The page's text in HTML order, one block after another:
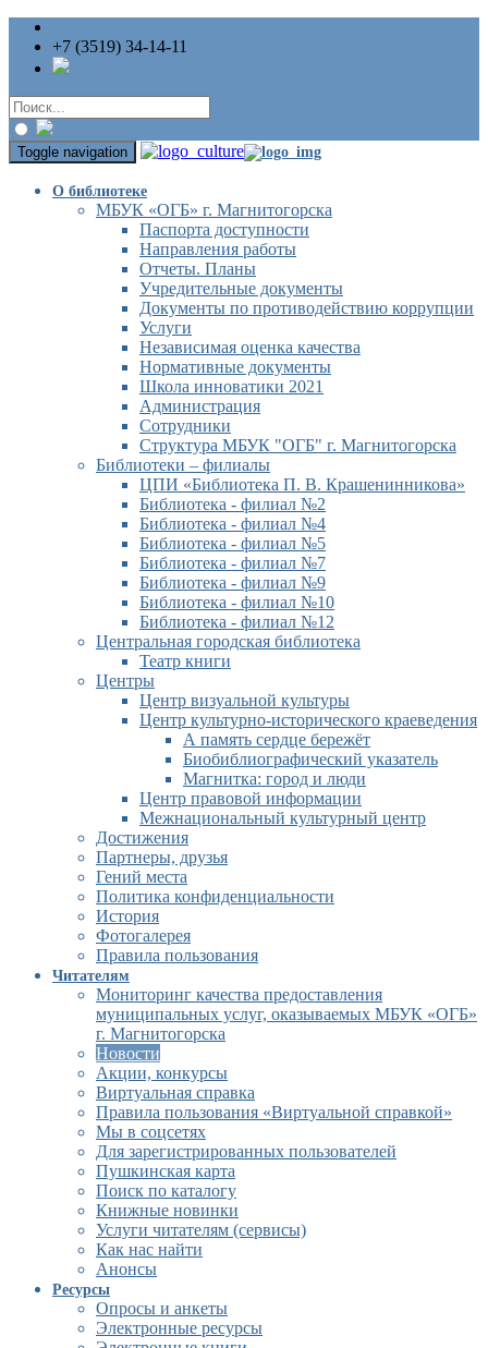
+7 (3519) 34-14-11
Toggle navigation
О библиотеке
МБУК «ОГБ» г. Магнитогорска
Паспорта доступности
Направления работы
Отчеты. Планы
Учредительные документы
Документы по противодействию коррупции
Услуги
Независимая оценка качества
Нормативные документы
Школа инноватики 2021
Администрация
Сотрудники
Структура МБУК "ОГБ" г. Магнитогорска
Библиотеки – филиалы
ЦПИ «Библиотека П. В. Крашенинникова»
Библиотека - филиал №2
Библиотека - филиал №4
Библиотека - филиал №5
Библиотека - филиал №7
Библиотека - филиал №9
Библиотека - филиал №10
Библиотека - филиал №12
Центральная городская библиотека
Театр книги
Центры
Центр визуальной культуры
Центр культурно-исторического краеведения
А память сердце бережёт
Биобиблиографический указатель
Магнитка: город и люди
Центр правовой информации
Межнациональный культурный центр
Достижения
Партнеры, друзья
Гений места
Политика конфиденциальности
История
Фотогалерея
Правила пользования
Читателям
Мониторинг качества предоставления
муниципальных услуг, оказываемых МБУК «ОГБ»
г. Магнитогорска
Новости
Акции, конкурсы
Виртуальная справка
Правила пользования «Виртуальной справкой»
Мы в соцсетях
Для зарегистрированных пользователей
Пушкинская карта
Поиск по каталогу
Книжные новинки
Услуги читателям (сервисы)
Как нас найти
Анонсы
Ресурсы
Опросы и анкеты
Электронные ресурсы